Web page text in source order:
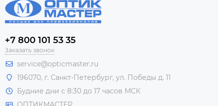
+7 800 101 53 35
Заказать звонок
service@opticmaster.ru
196070, г. Санкт-Петербург, ул. Победы д. 11
Будние дни с 8:30 до 17 часов МСК